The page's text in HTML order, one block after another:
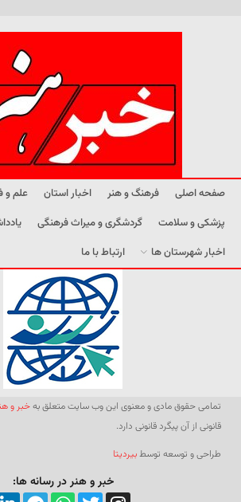
صفحه اصلی فرهنگ و هنر اخبار استان علم و
پزشکی و سلامت
گردشگری و میراث فرهنگی
اخبار شهرستان ها
ارتباط با ما
تمامی حقوق مادی و معنوی این وب سایت متعلق بهخبر و
قانونی از آن پیگرد قانونی دارد.
طراحی و توسعه توسطبیردیتا
خبر و هنر در رسانه ها: